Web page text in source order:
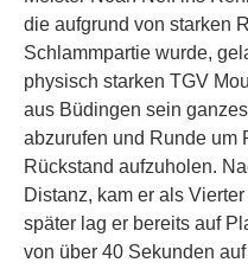
die aufgrund von starken
Schlammpartie wurde,
physisch starken TGV
aus Büdingen sein
abzurufen und Runde um
Rückstand aufzuholen.
Distanz, kam er als
später lag er bereits auf
von über 40 Sekunden